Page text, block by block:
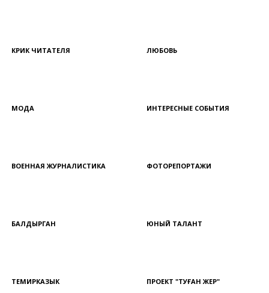
КРИК ЧИТАТЕЛЯ ЛЮБОВЬ
МОДА ИНТЕРЕСНЫЕ СОБЫТИЯ
ВОЕННАЯ ЖУРНАЛИСТИКА ФОТОРЕПОРТАЖИ
БАЛДЫРГАН ЮНЫЙ ТАЛАНТ
ТЕМИРКАЗЫК ПРОЕКТ "ТУҒАН ЖЕР"